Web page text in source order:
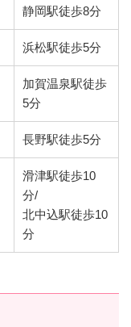
静岡駅徒歩8分
浜松駅徒歩5分
加賀温泉駅徒歩
5分
長野駅徒歩5分
滑津駅徒歩10
分/
北中込駅徒歩10
分